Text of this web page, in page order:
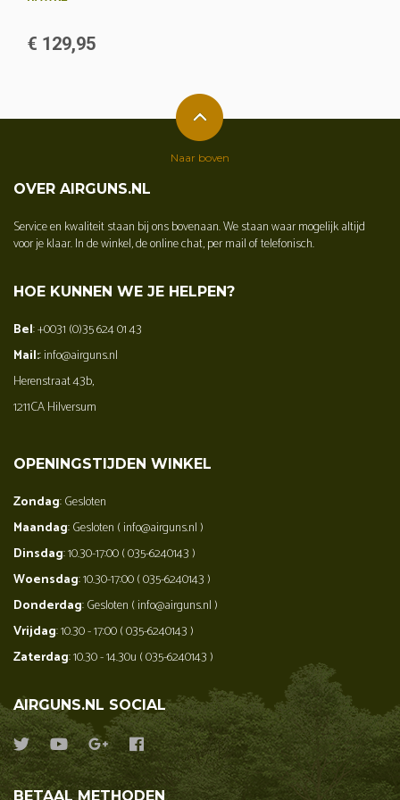
€ 129,95
OVER AIRGUNS.NL
Service en kwaliteit staan bij ons bovenaan. We staan waar mogelijk altijd
voor je klaar. In de winkel, de online chat, per mail of telefonisch.
HOE KUNNEN WE JE HELPEN?
Bel: +0031 (0)35 624 01 43
Mail:: info@airguns.nl
Herenstraat 43b,
1211CA Hilversum
OPENINGSTIJDEN WINKEL
Zondag: Gesloten
Maandag: Gesloten ( info@airguns.nl )
Dinsdag: 10.30-17:00 ( 035-6240143 )
Woensdag: 10.30-17:00 ( 035-6240143 )
Donderdag: Gesloten ( info@airguns.nl )
Vrijdag: 10.30 - 17:00 ( 035-6240143 )
Zaterdag: 10.30 - 14.30u ( 035-6240143 )
AIRGUNS.NL SOCIAL
BETAAL METHODEN
Naar boven